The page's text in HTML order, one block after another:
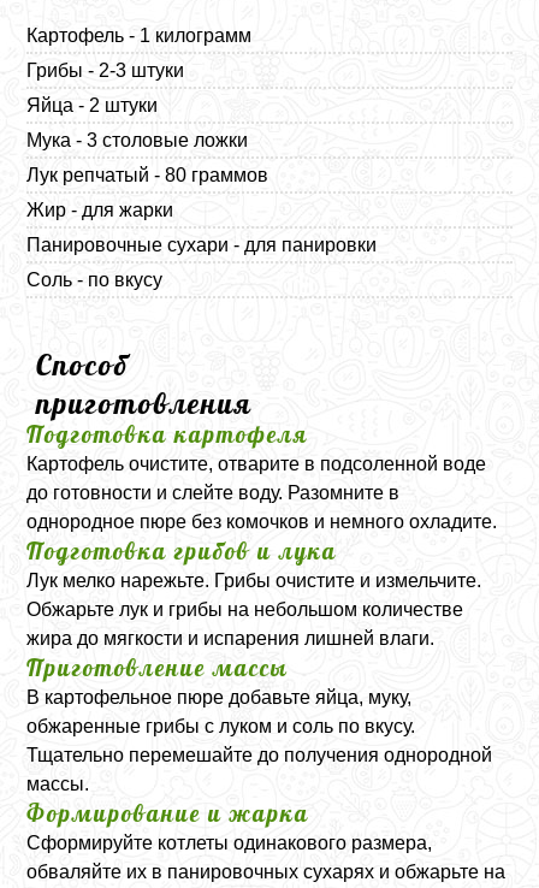
Картофель - 1 килограмм
Грибы - 2-3 штуки
Яйца - 2 штуки
Мука - 3 столовые ложки
Лук репчатый - 80 граммов
Жир - для жарки
Панировочные сухари - для панировки
Соль - по вкусу
Способ
приготовления
Подготовка картофеля
Картофель очистите, отварите в подсоленной воде
до готовности и слейте воду. Разомните в
однородное пюре без комочков и немного охладите.
Подготовка грибов и лука
Лук мелко нарежьте. Грибы очистите и измельчите.
Обжарьте лук и грибы на небольшом количестве
жира до мягкости и испарения лишней влаги.
Приготовление массы
В картофельное пюре добавьте яйца, муку,
обжаренные грибы с луком и соль по вкусу.
Тщательно перемешайте до получения однородной
массы.
Формирование и жарка
Сформируйте котлеты одинакового размера,
обваляйте их в панировочных сухарях и обжарьте на